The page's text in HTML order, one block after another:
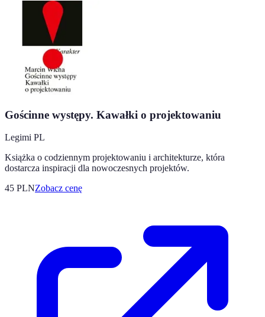
Gościnne występy. Kawałki o projektowaniu
Legimi PL
Książka o codziennym projektowaniu i architekturze, która
dostarcza inspiracji dla nowoczesnych projektów.
45 PLNZobacz cenę